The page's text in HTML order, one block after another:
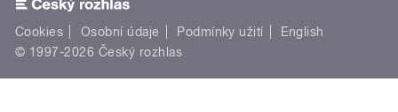
Cookies Osobní údaje Podmínky užití
English
© 1997-2026 Český rozhlas